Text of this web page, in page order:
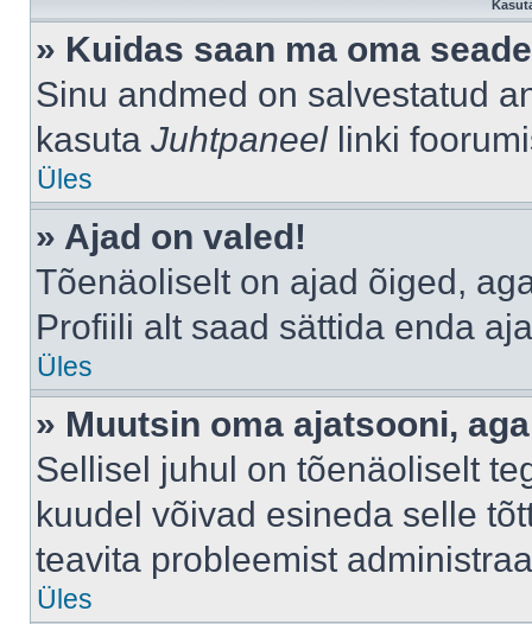
» Kuidas saan ma oma
Sinu andmed on salvestatud
kasuta Juhtpaneellinki
Üles
» Ajad on valed!
Tõenäoliselt on ajad õiged,
Profiili alt saad sättida enda
Üles
» Muutsin oma ajatsooni,
Sellisel juhul on tõenäoliselt
kuudel võivad esineda selle
teavita probleemist
Üles